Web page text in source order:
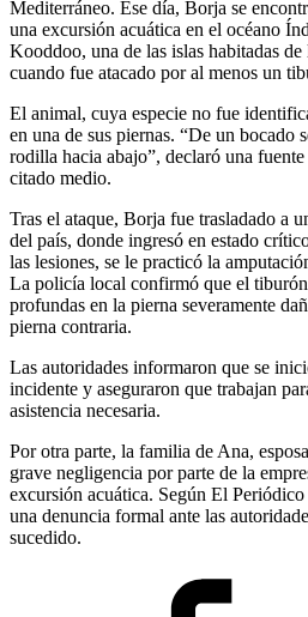
Mediterráneo. Ese día, Borja se
una excursión acuática en el océano
Kooddoo, una de las islas habitadas
cuando fue atacado por al menos un
El animal, cuya especie no fue
en una de sus piernas. “De un bocado
rodilla hacia abajo”, declaró una
citado medio.
Tras el ataque, Borja fue trasladado a
del país, donde ingresó en estado
las lesiones, se le practicó la
La policía local confirmó que el
profundas en la pierna severamente
pierna contraria.
Las autoridades informaron que se
incidente y aseguraron que trabajan
asistencia necesaria.
Por otra parte, la familia de Ana,
grave negligencia por parte de la
excursión acuática. Según El
una denuncia formal ante las
sucedido.